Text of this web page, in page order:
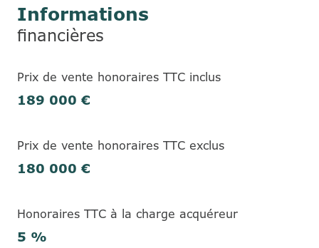
Informations
financières
Prix de vente honoraires TTC inclus
189 000 €
Prix de vente honoraires TTC exclus
180 000 €
Honoraires TTC à la charge acquéreur
5 %